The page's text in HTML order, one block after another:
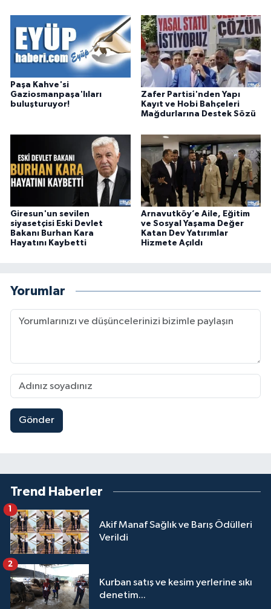
Paşa Kahve'si
Gaziosmanpaşa'lıları
buluşturuyor!
Zafer Partisi'nden Yapı
Kayıt ve Hobi Bahçeleri
Mağdurlarına Destek Sözü
Giresun'un sevilen
siyasetçisi Eski Devlet
Bakanı Burhan Kara
Hayatını Kaybetti
Arnavutköy’e Aile, Eğitim
ve Sosyal Yaşama Değer
Katan Dev Yatırımlar
Hizmete Açıldı
Yorumlar
Gönder
Trend Haberler
Akif Manaf Sağlık ve Barış Ödülleri
Verildi
1
Kurban satış ve kesim yerlerine sıkı
denetim...
2